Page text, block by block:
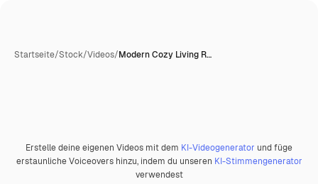
Startseite/Stock/Videos/Modern Cozy Living R…
PremiumKI-generiert
Erstelle deine eigenen Videos mit dem KI-Videogenerator und füge
erstaunliche Voiceovers hinzu, indem du unseren KI-Stimmengenerator
verwendest